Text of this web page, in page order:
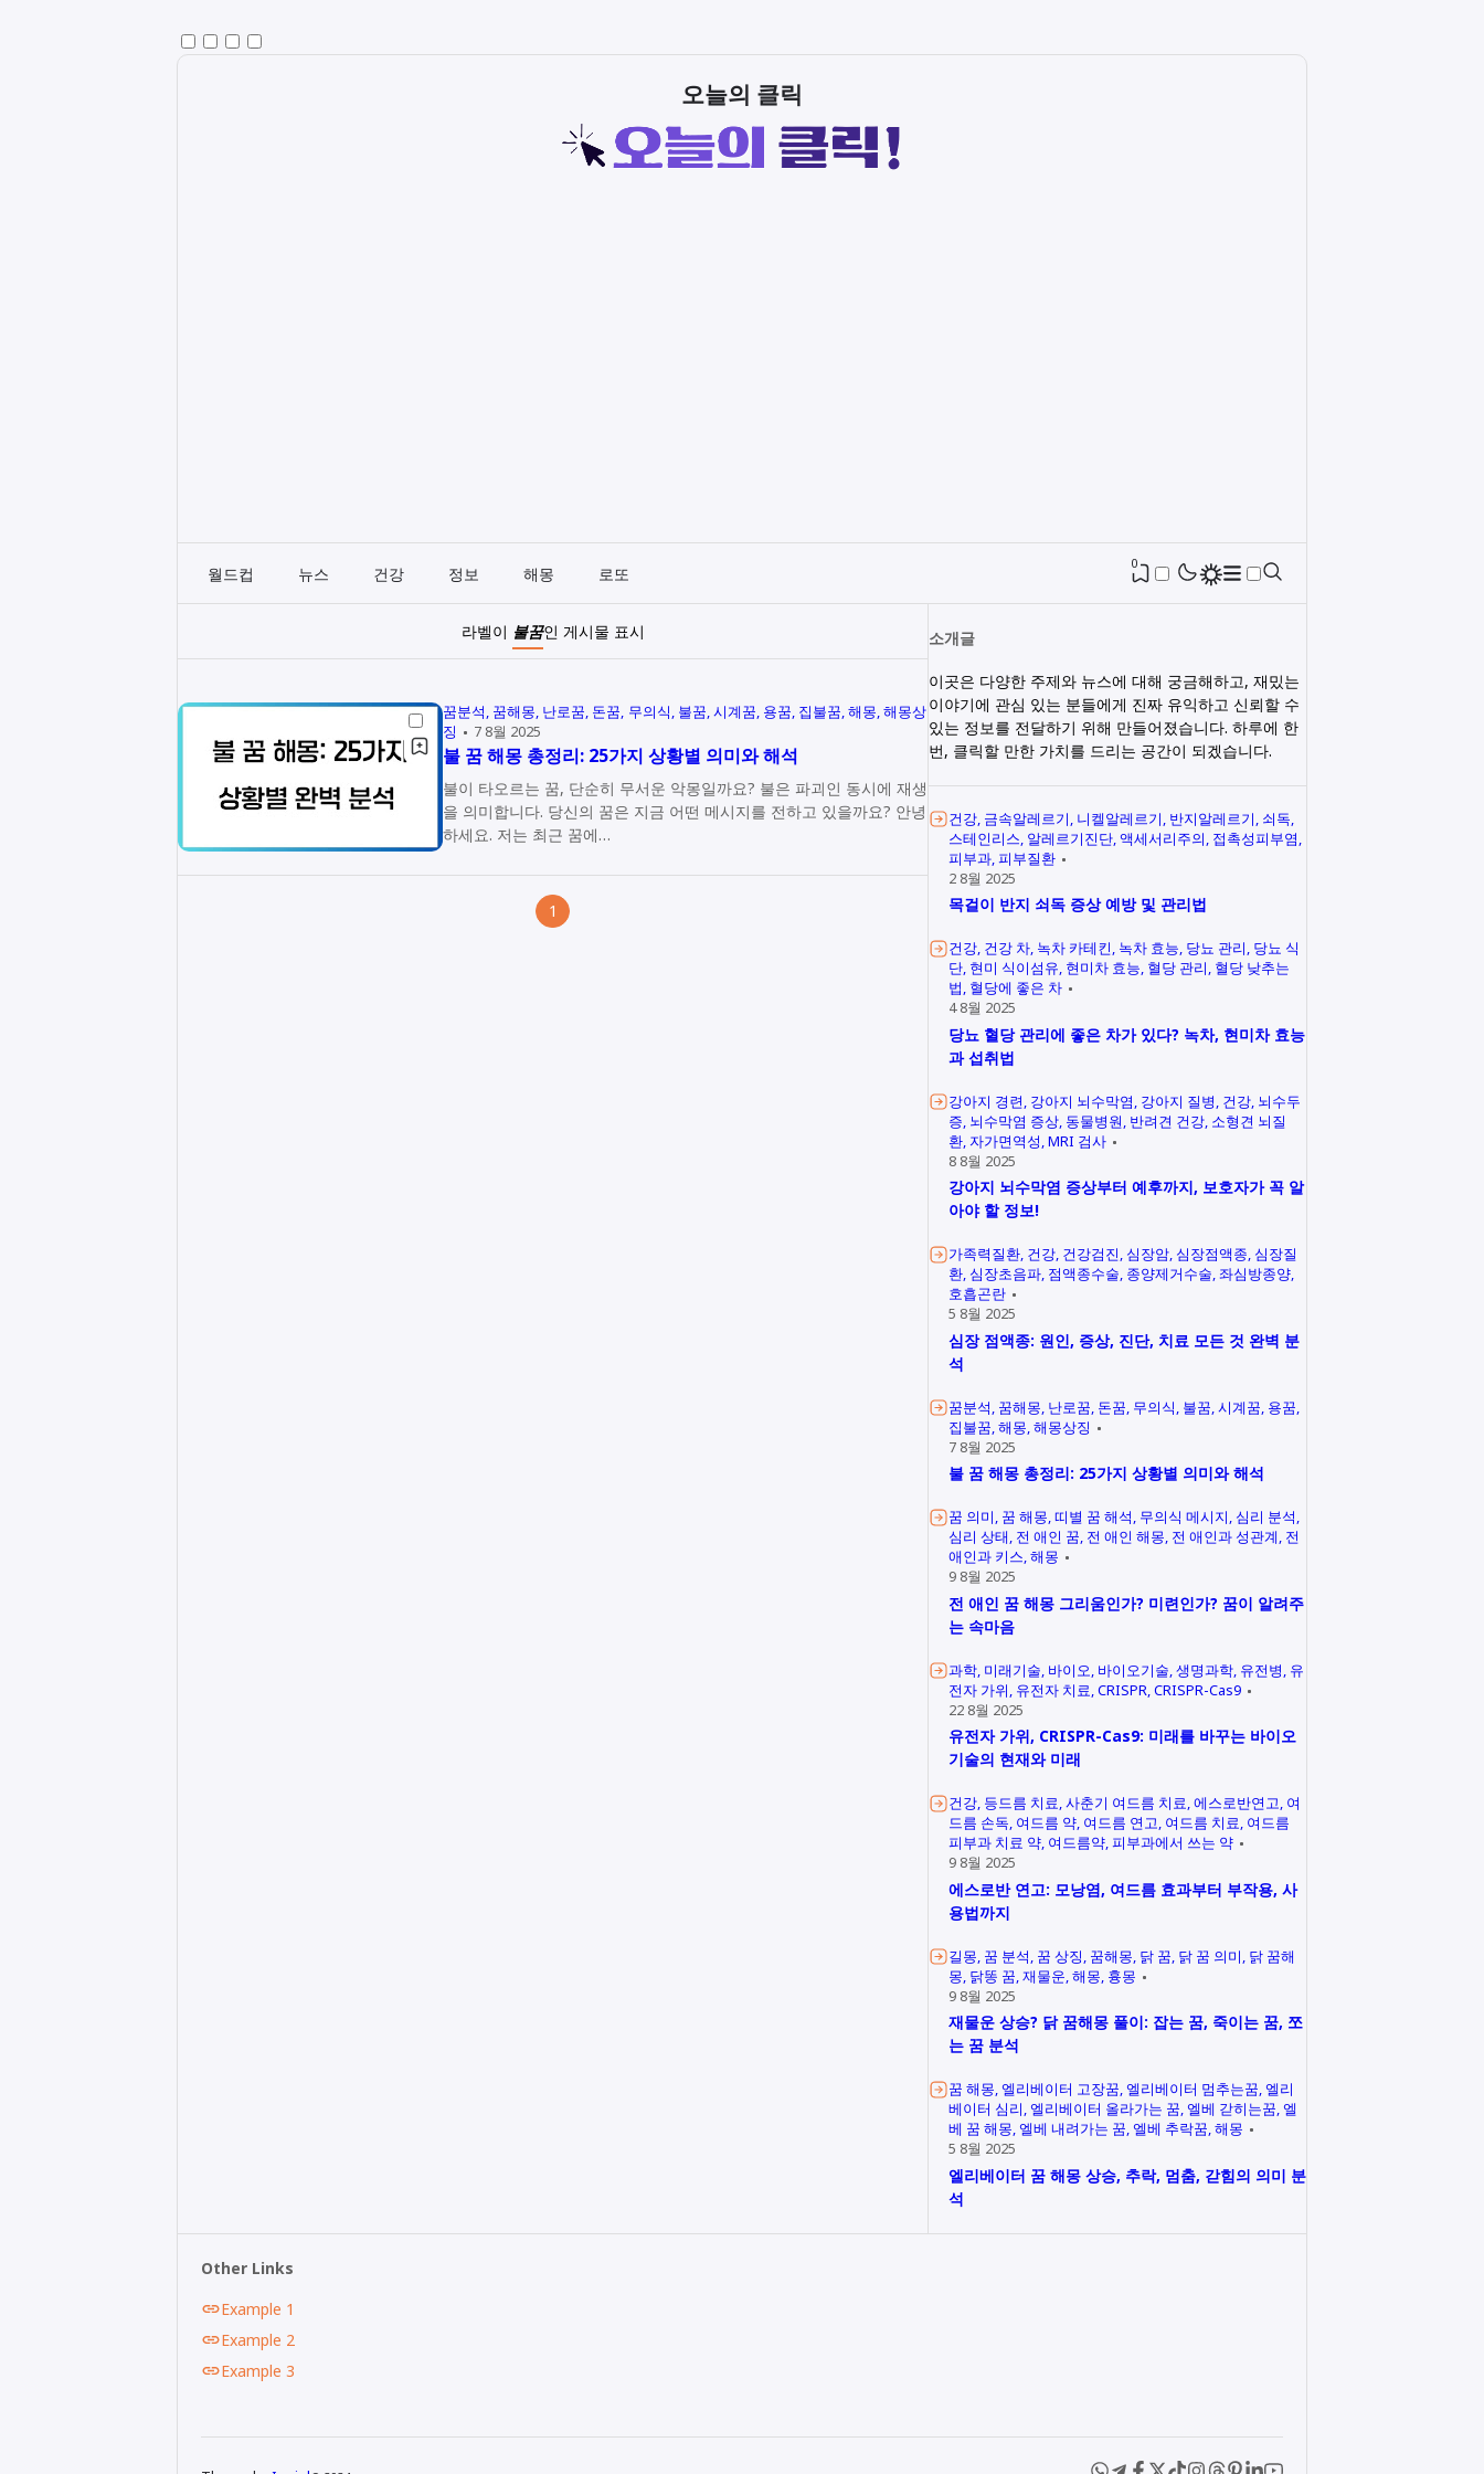
오늘의 클릭
월드컵 뉴스 건강 정보 해몽 로또
0
라벨이 불꿈인 게시물 표시
꿈분석 꿈해몽 난로꿈 돈꿈 무의식 불꿈 시계꿈 용꿈 집불꿈 해몽 해몽상
징
7 8월 2025
불 꿈 해몽 총정리: 25가지 상황별 의미와 해석
불이 타오르는 꿈, 단순히 무서운 악몽일까요? 불은 파괴인 동시에 재생
을 의미합니다. 당신의 꿈은 지금 어떤 메시지를 전하고 있을까요? 안녕
하세요. 저는 최근 꿈에…
1
소개글
이곳은 다양한 주제와 뉴스에 대해 궁금해하고, 재밌는
이야기에 관심 있는 분들에게 진짜 유익하고 신뢰할 수
있는 정보를 전달하기 위해 만들어졌습니다. 하루에 한
번, 클릭할 만한 가치를 드리는 공간이 되겠습니다.
건강 금속알레르기 니켈알레르기 반지알레르기 쇠독
스테인리스 알레르기진단 액세서리주의 접촉성피부염
피부과 피부질환
2 8월 2025
목걸이 반지 쇠독 증상 예방 및 관리법
건강 건강 차 녹차 카테킨 녹차 효능 당뇨 관리 당뇨 식
단 현미 식이섬유 현미차 효능 혈당 관리 혈당 낮추는
법 혈당에 좋은 차
4 8월 2025
당뇨 혈당 관리에 좋은 차가 있다? 녹차, 현미차 효능
과 섭취법
강아지 경련 강아지 뇌수막염 강아지 질병 건강 뇌수두
증 뇌수막염 증상 동물병원 반려견 건강 소형견 뇌질
환 자가면역성 MRI 검사
8 8월 2025
강아지 뇌수막염 증상부터 예후까지, 보호자가 꼭 알
아야 할 정보!
가족력질환 건강 건강검진 심장암 심장점액종 심장질
환 심장초음파 점액종수술 종양제거수술 좌심방종양
호흡곤란
5 8월 2025
심장 점액종: 원인, 증상, 진단, 치료 모든 것 완벽 분
석
꿈분석 꿈해몽 난로꿈 돈꿈 무의식 불꿈 시계꿈 용꿈
집불꿈 해몽 해몽상징
7 8월 2025
불 꿈 해몽 총정리: 25가지 상황별 의미와 해석
꿈 의미 꿈 해몽 띠별 꿈 해석 무의식 메시지 심리 분석
심리 상태 전 애인 꿈 전 애인 해몽 전 애인과 성관계 전
애인과 키스 해몽
9 8월 2025
전 애인 꿈 해몽 그리움인가? 미련인가? 꿈이 알려주
는 속마음
과학 미래기술 바이오 바이오기술 생명과학 유전병 유
전자 가위 유전자 치료 CRISPR CRISPR-Cas9
22 8월 2025
유전자 가위, CRISPR-Cas9: 미래를 바꾸는 바이오
기술의 현재와 미래
건강 등드름 치료 사춘기 여드름 치료 에스로반연고 여
드름 손독 여드름 약 여드름 연고 여드름 치료 여드름
피부과 치료 약 여드름약 피부과에서 쓰는 약
9 8월 2025
에스로반 연고: 모낭염, 여드름 효과부터 부작용, 사
용법까지
길몽 꿈 분석 꿈 상징 꿈해몽 닭 꿈 닭 꿈 의미 닭 꿈해
몽 닭똥 꿈 재물운 해몽 흉몽
9 8월 2025
재물운 상승? 닭 꿈해몽 풀이: 잡는 꿈, 죽이는 꿈, 쪼
는 꿈 분석
꿈 해몽 엘리베이터 고장꿈 엘리베이터 멈추는꿈 엘리
베이터 심리 엘리베이터 올라가는 꿈 엘베 갇히는꿈 엘
베 꿈 해몽 엘베 내려가는 꿈 엘베 추락꿈 해몽
5 8월 2025
엘리베이터 꿈 해몽 상승, 추락, 멈춤, 갇힘의 의미 분
석
Other Links
Example 1
Example 2
Example 3